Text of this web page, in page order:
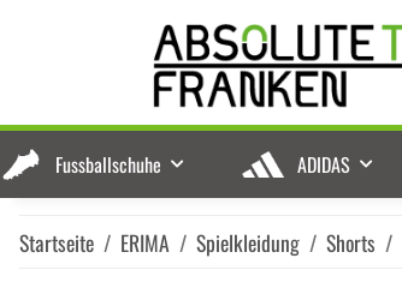
Fussballschuhe ADIDAS
Startseite ERIMA Spielkleidung Shorts